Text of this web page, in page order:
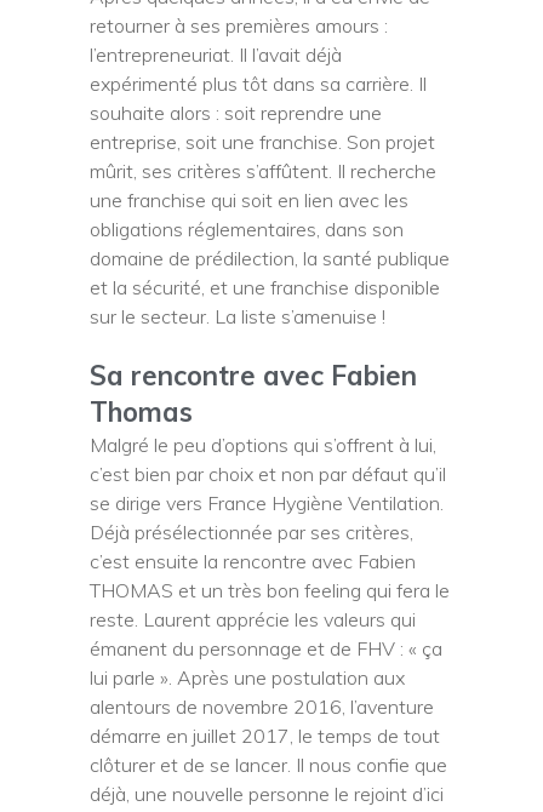
retourner à ses premières amours :
l’entrepreneuriat. Il l’avait déjà
expérimenté plus tôt dans sa carrière. Il
souhaite alors : soit reprendre une
entreprise, soit une franchise. Son projet
mûrit, ses critères s’affûtent. Il recherche
une franchise qui soit en lien avec les
obligations réglementaires, dans son
domaine de prédilection, la santé publique
et la sécurité, et une franchise disponible
sur le secteur. La liste s’amenuise !
Sa rencontre avec Fabien
Thomas
Malgré le peu d’options qui s’offrent à lui,
c’est bien par choix et non par défaut qu’il
se dirige vers France Hygiène Ventilation.
Déjà présélectionnée par ses critères,
c’est ensuite la rencontre avec Fabien
THOMAS et un très bon feeling qui fera le
reste. Laurent apprécie les valeurs qui
émanent du personnage et de FHV : « ça
lui parle ». Après une postulation aux
alentours de novembre 2016, l’aventure
démarre en juillet 2017, le temps de tout
clôturer et de se lancer. Il nous confie que
déjà, une nouvelle personne le rejoint d’ici